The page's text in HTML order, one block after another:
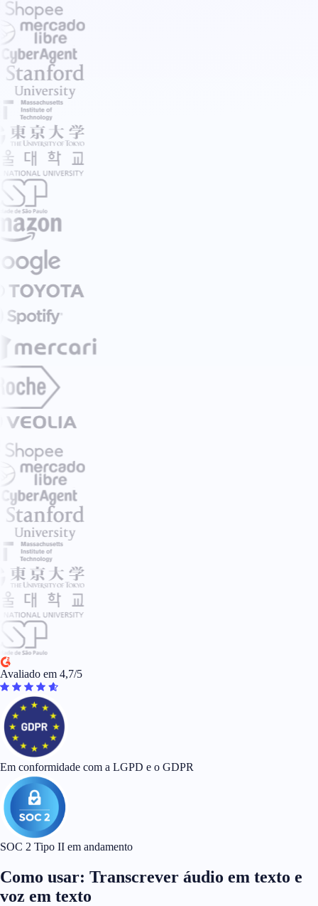
Avaliado em 4,7/5
Em conformidade com a LGPD e o GDPR
SOC 2 Tipo II em andamento
Como usar: Transcrever áudio em texto e
voz em texto